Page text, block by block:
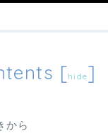
[hide]
から